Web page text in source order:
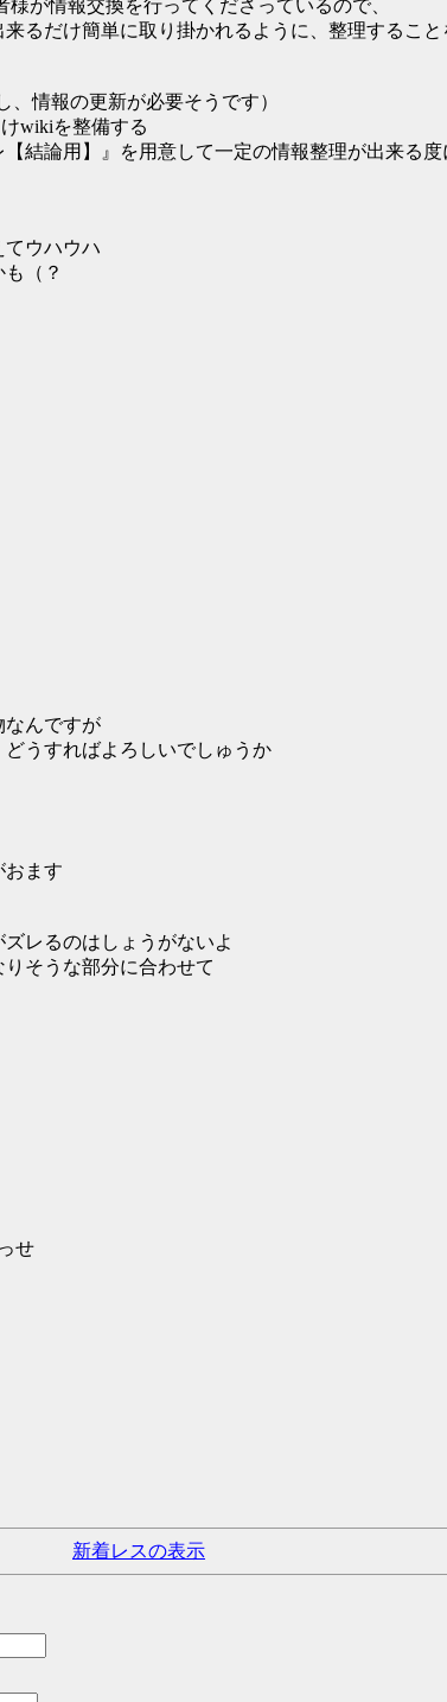
が情報交換を行ってくださっているので、
るだけ簡単に取り掛かれるように、整理するこ
情報の更新が必要そうです）
wikiを整備する
結論用】』を用意して一定の情報整理が出来る
てウハウハ
（？
なんですが
うすればよろしいでしゅうか
おます
レるのはしょうがないよ
そうな部分に合わせて
せ
新着レスの表示